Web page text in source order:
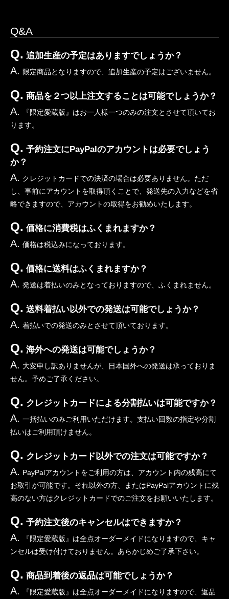
Q&A
Q. 追加生産の予定はありますでしょうか？
A. 限定商品となりますので、追加生産の予定はございません。
Q. 商品を２つ以上注文することは可能でしょうか？
A.
『限定愛蔵版』はお一人様一つのみの注文とさせて頂いてお
ります。
Q. 予約注文にPayPalのアカウントは必要でしょう
か？
A. クレジットカードでの決済の場合は必要ありません。ただ
し、事前にアカウントを取得頂くことで、発送先の入力などを省
略できますので、アカウントの取得をお勧めいたします。
Q. 価格に消費税はふくまれますか？
A. 価格は税込みになっております。
Q. 価格に送料はふくまれますか？
A. 発送は着払いのみとなっておりますので、ふくまれません。
Q. 送料着払い以外での発送は可能でしょうか？
A. 着払いでの発送のみとさせて頂いております。
Q. 海外への発送は可能でしょうか？
A. 大変申し訳ありませんが、日本国外への発送は承っておりま
せん。予めご了承ください。
Q. クレジットカードによる分割払いは可能ですか？
A. 一括払いのみご利用いただけます。支払い回数の指定や分割
払いはご利用頂けません。
Q. クレジットカード以外での注文は可能ですか？
A. PayPalアカウントをご利用の方は、アカウント内の残高にて
お取引が可能です。それ以外の方、またはPayPalアカウントに残
高のない方はクレジットカードでのご注文をお願いいたします。
Q. 予約注文後のキャンセルはできますか？
A.
『限定愛蔵版』は全点オーダーメイドになりますので、キャ
ンセルは受け付けておりません。あらかじめご了承下さい。
Q. 商品到着後の返品は可能でしょうか？
A.
『限定愛蔵版』は全点オーダーメイドになりますので、返品